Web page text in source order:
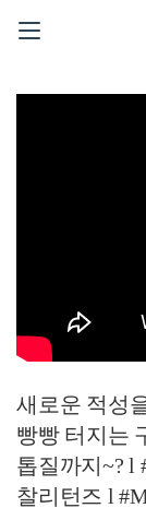
새로운 적성
빵빵 터지는
톱질까지~? l
찰리턴즈 l